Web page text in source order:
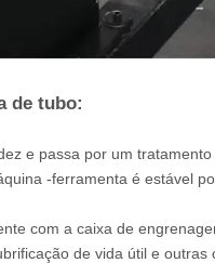
de tubo:
e passa por um
-ferramenta é estável
com a caixa de
de vida útil e